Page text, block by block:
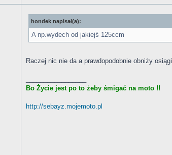
hondek napisał(a):
A np.wydech od jakiejś 125ccm
Raczej nic nie da a prawdopodobnie obniży osiągi
Bo Życie jest po to żeby śmigać na moto !!
http://sebayz.mojemoto.pl